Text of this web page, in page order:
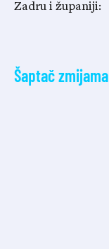
Zadru i županiji:
Šaptač zmijama